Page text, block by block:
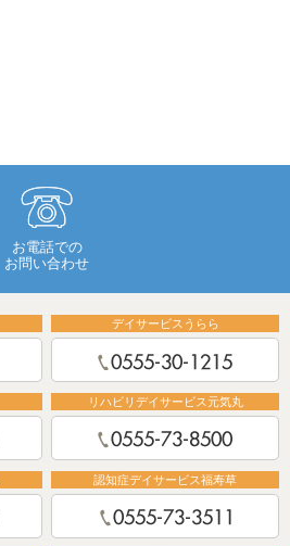
お電話での
お問い合わせ
デイサービスうらら
リハビリデイサービス元気丸
認知症デイサービス福寿草